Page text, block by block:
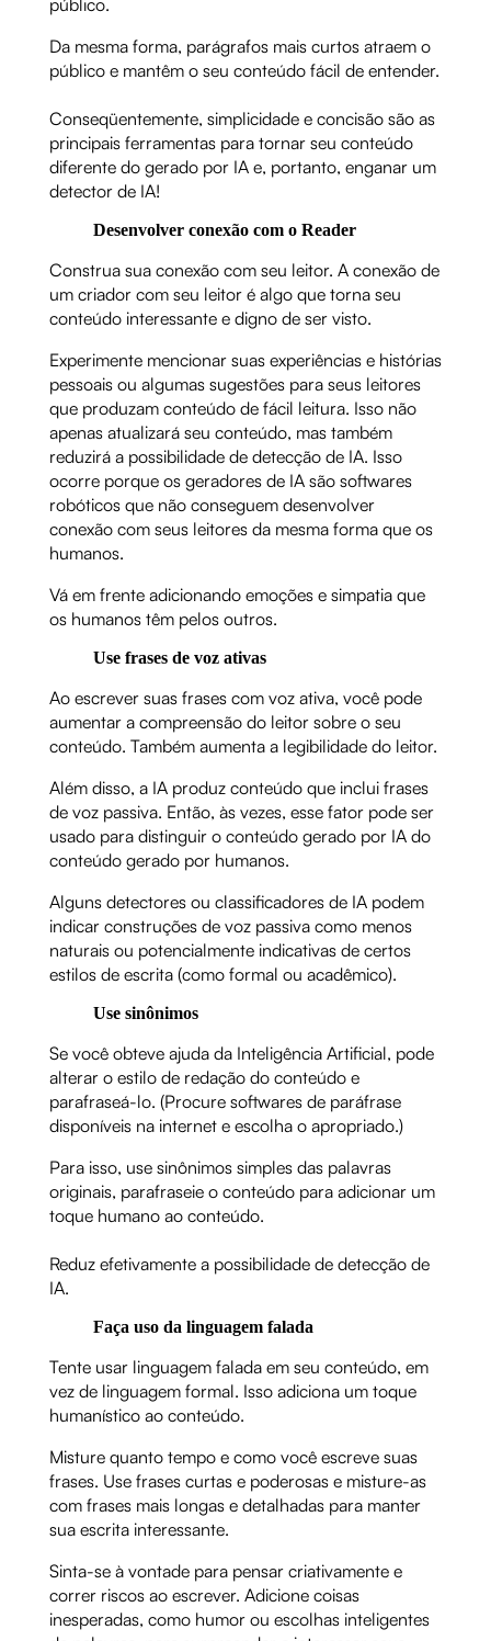
Da mesma forma, parágrafos mais curtos atraem o
público e mantêm o seu conteúdo fácil de entender.
Conseqüentemente, simplicidade e concisão são as
principais ferramentas para tornar seu conteúdo
diferente do gerado por IA e, portanto, enganar um
detector de IA!
Desenvolver conexão com o Reader
Construa sua conexão com seu leitor. A conexão de
um criador com seu leitor é algo que torna seu
conteúdo interessante e digno de ser visto.
Experimente mencionar suas experiências e histórias
pessoais ou algumas sugestões para seus leitores
que produzam conteúdo de fácil leitura. Isso não
apenas atualizará seu conteúdo, mas também
reduzirá a possibilidade de detecção de IA. Isso
ocorre porque os geradores de IA são softwares
robóticos que não conseguem desenvolver
conexão com seus leitores da mesma forma que os
humanos.
Vá em frente adicionando emoções e simpatia que
os humanos têm pelos outros.
Use frases de voz ativas
Ao escrever suas frases com voz ativa, você pode
aumentar a compreensão do leitor sobre o seu
conteúdo. Também aumenta a legibilidade do leitor.
Além disso, a IA produz conteúdo que inclui frases
de voz passiva. Então, às vezes, esse fator pode ser
usado para distinguir o conteúdo gerado por IA do
conteúdo gerado por humanos.
Alguns detectores ou classificadores de IA podem
indicar construções de voz passiva como menos
naturais ou potencialmente indicativas de certos
estilos de escrita (como formal ou acadêmico).
Use sinônimos
Se você obteve ajuda da Inteligência Artificial, pode
alterar o estilo de redação do conteúdo e
parafraseá-lo. (Procure softwares de paráfrase
disponíveis na internet e escolha o apropriado.)
Para isso, use sinônimos simples das palavras
originais, parafraseie o conteúdo para adicionar um
toque humano ao conteúdo.
Reduz efetivamente a possibilidade de detecção de
IA.
Faça uso da linguagem falada
Tente usar linguagem falada em seu conteúdo, em
vez de linguagem formal. Isso adiciona um toque
humanístico ao conteúdo.
Misture quanto tempo e como você escreve suas
frases. Use frases curtas e poderosas e misture-as
com frases mais longas e detalhadas para manter
sua escrita interessante.
Sinta-se à vontade para pensar criativamente e
correr riscos ao escrever. Adicione coisas
inesperadas, como humor ou escolhas inteligentes